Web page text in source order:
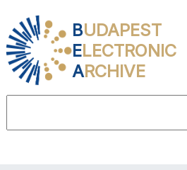
BUDAPEST
ELECTRONIC
ARCHIVE